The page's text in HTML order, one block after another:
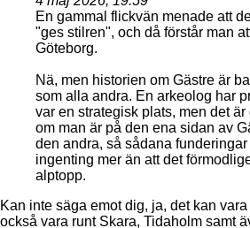
En gammal flickvän menade att
"ges stilren", och då förstår man
Göteborg.
Nä, men historien om Gästre är
som alla andra. En arkeolog har
var en strategisk plats, men det
om man är på den ena sidan av
den andra, så sådana
ingenting mer än att det
alptopp.
Kan inte säga emot dig, ja, det kan
också vara runt Skara, Tidaholm samt